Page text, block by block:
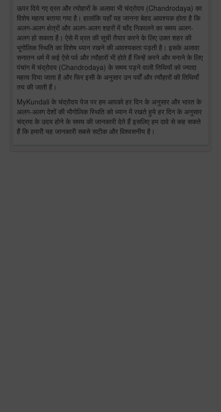
ऊपर दिये गए व्रत और त्योहारों के अलावा भी चंद्रोदय (Chandrodaya) का
विशेष महत्व बताया गया है। हालांकि यहाँ यह जानना बेहद आवश्यक होता है कि
अलग-अलग क्षेत्रों और अलग-अलग शहरों में चाँद निकालने का समय अलग-
अलग हो सकता है। ऐसे में व्रत की सूची तैयार करने के लिए उक्त शहर की
भूगोलिक स्थिति का विशेष ध्यान रखने की आवश्यकता पड़ती है। इसके अलावा
सनातन धर्म में कई ऐसे पर्व और त्यौहारों भी होते हैं जिन्हें करने और मनाने के लिए
पंचांग में चंद्रोदय (Chandrodaya) के समय पड़ने वाली तिथियों को ज्यादा
महत्व दिया जाता है और फिर इसी के अनुसार उन पर्वों और त्यौहारों की तिथियाँ
तय की जाती हैं।
MyKundali के चंद्रोदय पेज पर हम आपको हर दिन के अनुसार और भारत के
अलग-अलग देशों की भौगोलिक स्थिति को ध्यान में रखते हुये हर दिन के अनुसार
चंद्रमा के उदय होने के समय की जानकारी देते हैं इसलिए हम दावे से कह सकते
हैं कि हमारी यह जानकारी सबसे सटीक और विश्वसनीय है।